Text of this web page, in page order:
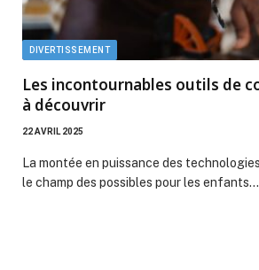
DIVERTISSEMENT
Les incontournables outils de
à découvrir
22 AVRIL 2025
La montée en puissance des
le champ des possibles pour les enfants…